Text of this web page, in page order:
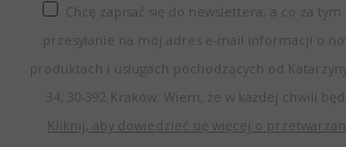
Chcę zapisać się do newslettera, a co za
przesyłanie na mój adres e-mail informacji o
produktach i usługach pochodzących od
34, 30-392 Kraków. Wiem, że w każdej chwili
Kliknij, aby dowiedzieć się więcej o